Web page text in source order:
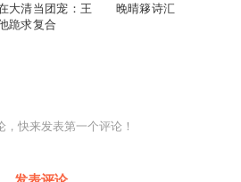
大清当团宠：王
跪求复合
晚晴簃诗汇
，快来发表第一个评论！